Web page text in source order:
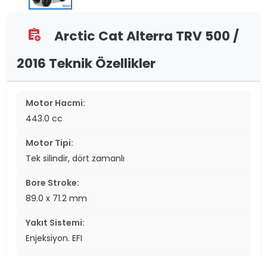
assignment_add
Arctic Cat Alterra TRV 500 /
2016 Teknik Özellikler
Motor Hacmi:
443.0 cc
Motor Tipi:
Tek silindir, dört zamanlı
Bore Stroke:
89.0 x 71.2 mm
Yakıt Sistemi:
Enjeksiyon. EFI